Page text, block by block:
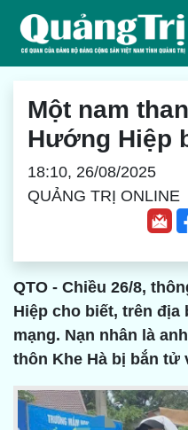
Một nam
Hướng Hiệp
18:10, 26/08/2025
QUẢNG TRỊ ONLINE
QTO - Chiều 26/8,
Hiệp cho biết, trên địa
mạng. Nạn nhân là
thôn Khe Hà bị bắn tử